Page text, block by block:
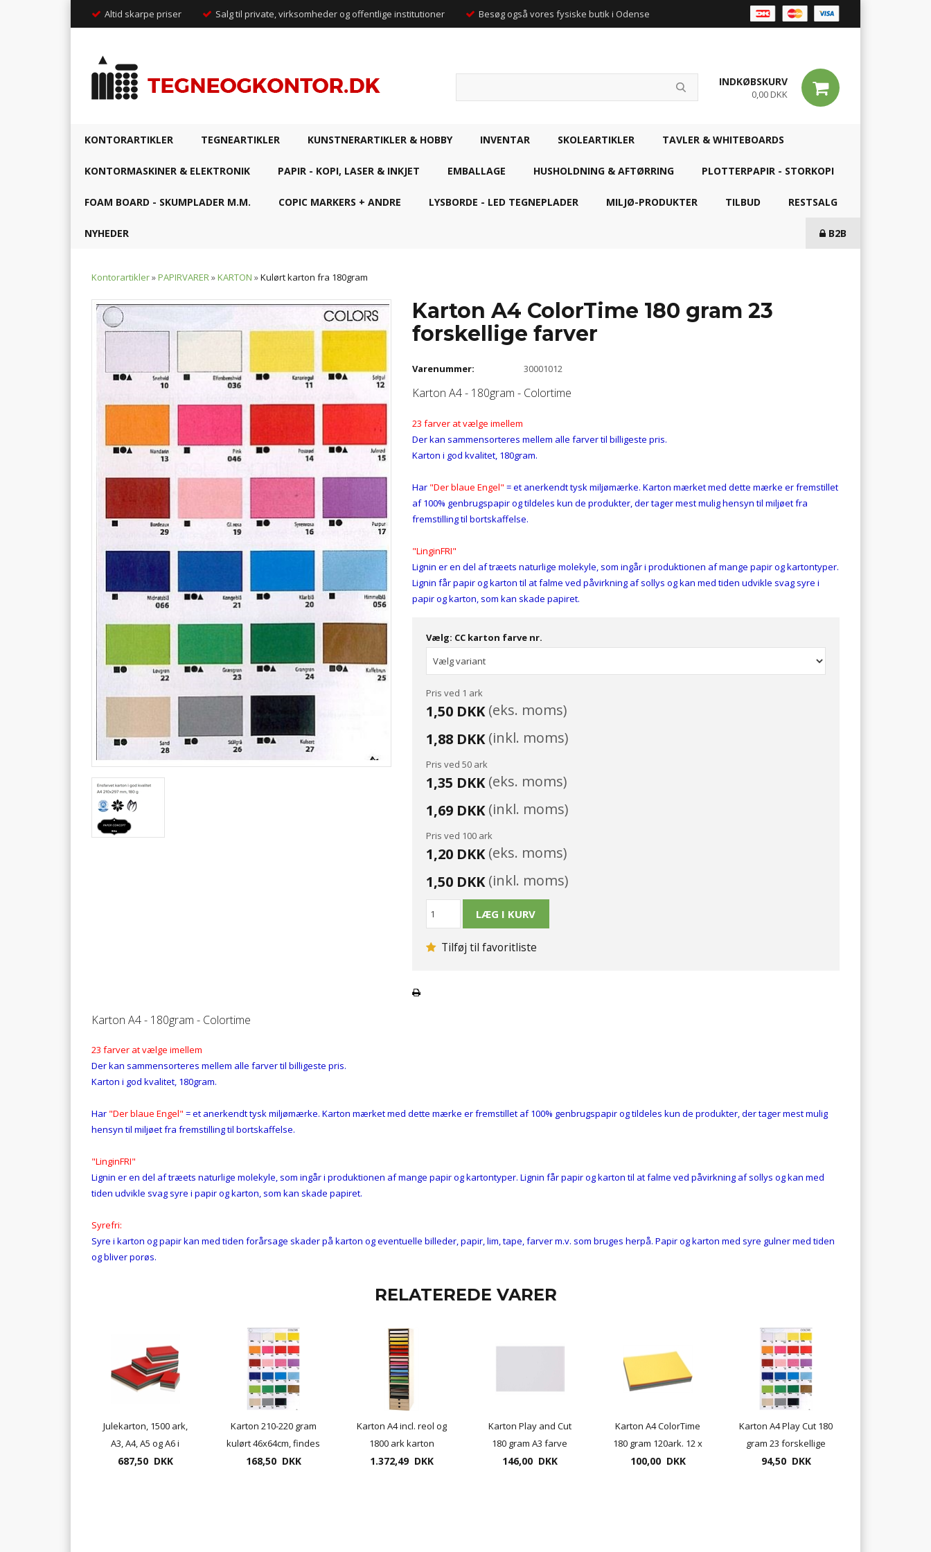
Altid skarpe priser Salg til private, virksomheder og offentlige institutioner Besøg også vores fysiske butik i Odense
INDKØBSKURV
0,00 DKK
KONTORARTIKLER TEGNEARTIKLER KUNSTNERARTIKLER & HOBBY INVENTAR SKOLEARTIKLER TAVLER & WHITEBOARDS
KONTORMASKINER & ELEKTRONIK PAPIR - KOPI, LASER & INKJET EMBALLAGE HUSHOLDNING & AFTØRRING PLOTTERPAPIR - STORKOPI
FOAM BOARD - SKUMPLADER M.M. COPIC MARKERS + ANDRE LYSBORDE - LED TEGNEPLADER MILJØ-PRODUKTER TILBUD RESTSALG
NYHEDER B2B
Kontorartikler»PAPIRVARER»KARTON »Kulørt karton fra 180gram
Karton A4 ColorTime 180 gram 23
forskellige farver
Varenummer: 30001012
Karton A4 - 180gram - Colortime
23 farver at vælge imellem
Der kan sammensorteres mellem alle farver til billigeste pris.
Karton i god kvalitet, 180gram.
Har"Der blaue Engel" = et anerkendt tysk miljømærke. Karton mærket med dette mærke er fremstillet
af 100% genbrugspapir og tildeles kun de produkter, der tager mest mulig hensyn til miljøet fra
fremstilling til bortskaffelse.
"LinginFRI"
Lignin er en del af træets naturlige molekyle, som ingår i produktionen af mange papir og kartontyper.
Lignin får papir og karton til at falme ved påvirkning af sollys og kan med tiden udvikle svag syre i
papir og karton, som kan skade papiret.
Vælg: CC karton farve nr.
Pris ved 1 ark
1,50 DKK(eks. moms)
1,88 DKK(inkl. moms)
Pris ved 50 ark
1,35 DKK(eks. moms)
1,69 DKK(inkl. moms)
Pris ved 100 ark
1,20 DKK(eks. moms)
1,50 DKK(inkl. moms)
Tilføj til favoritliste
Karton A4 - 180gram - Colortime
23 farver at vælge imellem
Der kan sammensorteres mellem alle farver til billigeste pris.
Karton i god kvalitet, 180gram.
Har "Der blaue Engel" = et anerkendt tysk miljømærke. Karton mærket med dette mærke er fremstillet af 100% genbrugspapir og tildeles kun de produkter, der tager mest mulig
hensyn til miljøet fra fremstilling til bortskaffelse.
"LinginFRI"
Lignin er en del af træets naturlige molekyle, som ingår i produktionen af mange papir og kartontyper. Lignin får papir og karton til at falme ved påvirkning af sollys og kan med
tiden udvikle svag syre i papir og karton, som kan skade papiret.
Syrefri:
Syre i karton og papir kan med tiden forårsage skader på karton og eventuelle billeder, papir, lim, tape, farver m.v. som bruges herpå. Papir og karton med syre gulner med tiden
og bliver porøs.
RELATEREDE VARER
Julekarton, 1500 ark,
A3, A4, A5 og A6 i
julefarver
687,50 DKK
Karton 210-220 gram
kulørt 46x64cm, findes
i 17 farver, 25 ark. pr.
168,50 DKK
Karton A4 incl. reol og
1800 ark karton
1.372,49 DKK
Karton Play and Cut
180 gram A3 farve
snehvid eller kulsort
146,00 DKK
Karton A4 ColorTime
180 gram 120ark. 12 x
10 farver.
100,00 DKK
Karton A4 Play Cut 180
gram 23 forskellige
farver - pk. med 100
94,50 DKK